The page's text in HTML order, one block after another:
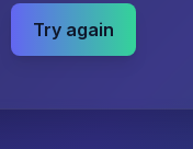
Try again